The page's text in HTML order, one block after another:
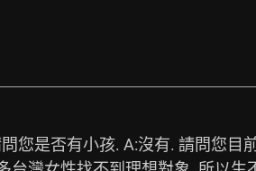
您是否有小孩. A:沒有. 請問您目